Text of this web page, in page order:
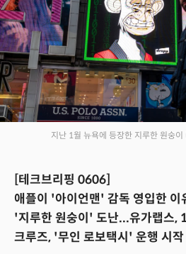
지난 1월 뉴욕에 등장한 지루한 원숭이
[테크브리핑 0606]
애플이 '아이언맨' 감독 영입한 이
'지루한 원숭이' 도난...유가랩스,
크루즈, '무인 로보택시' 운행 시작